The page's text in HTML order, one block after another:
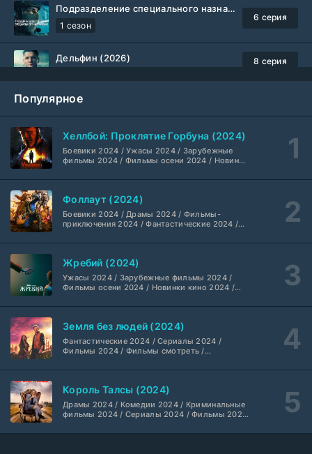
Подразделение специального назначения (2026)
1 сезон
6 серия
Дельфин (2026)
8 серия
Шугар (2026)
Укрытие (2026)
1-3 сезон
5 серия
HDrezka Studio
Мыс страха (2026)
1 сезон
Dragon Money Studio
Библиотекари: Следующая глава (2026)
1-2 сезон
2 серия
1 сезон
Дубляж HDrezka St.
Анна медиум (2021-2026)
1-5 сезон
2 серия
Популярное
Хеллбой: Проклятие Горбуна (2024)
Боевики 2024 / Ужасы 2024 / Зарубежные
фильмы 2024 / Фильмы осени 2024 / Новинки
2024 / Американские фильмы / Фильмы
высоким рейтингом / Интересные фильмы /
Крутые фильмы / Популярные фильмы
Фоллаут (2024)
Боевики 2024 / Драмы 2024 / Фильмы-
приключения 2024 / Фантастические 2024 /
смотреть / Сериалы в 4K UHD / Американские
Жребий (2024)
Ужасы 2024 / Зарубежные фильмы 2024 /
Фильмы осени 2024 / Новинки кино 2024 /
Американские фильмы / Фильмы смотреть /
фильмы / Крутые фильмы / Популярные
фильмы
Земля без людей (2024)
Фантастические 2024 / Сериалы 2024 /
Фильмы 2024 / Фильмы смотреть /
Король Талсы (2024)
Драмы 2024 / Комедии 2024 / Криминальные
фильмы 2024 / Сериалы 2024 / Фильмы 2024